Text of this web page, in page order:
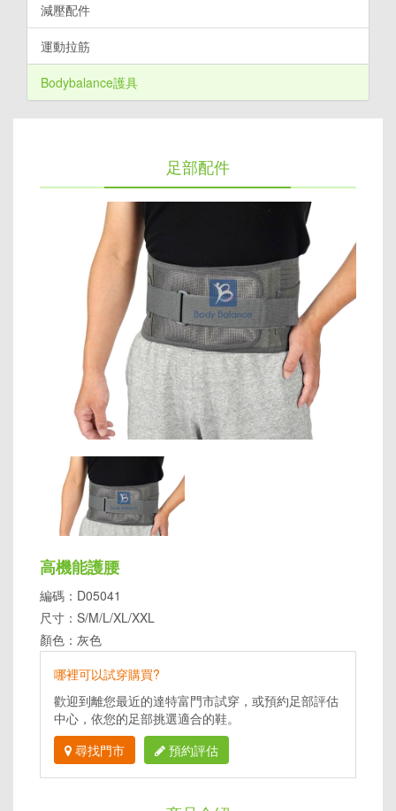
減壓配件
運動拉筋
Bodybalance護具
足部配件
高機能護腰
編碼：D05041
尺寸：S/M/L/XL/XXL
顏色：灰色
哪裡可以試穿購買?
歡迎到離您最近的達特富門市試穿，或預約足部評估
中心，依您的足部挑選適合的鞋。
尋找門市
預約評估